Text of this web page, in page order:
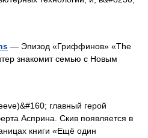
— Эпизод «Гриффинов» «The
знакомит семью с Новым
главный герой
Асприна. Скив появляется в
книги «Ещё один